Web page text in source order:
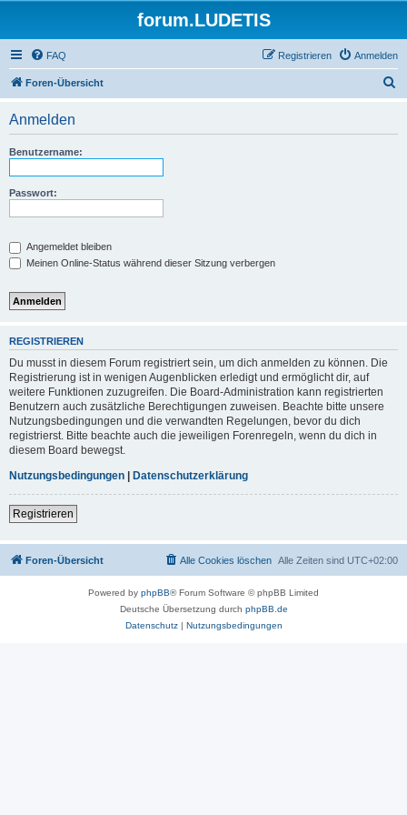
forum.LUDETIS
FAQ Anmelden
Registrieren
Foren-Übersicht
Anmelden
Benutzername:
Passwort:
Angemeldet bleiben
Meinen Online-Status während dieser Sitzung verbergen
REGISTRIEREN
Du musst in diesem Forum registriert sein, um dich anmelden zu können. Die
Registrierung ist in wenigen Augenblicken erledigt und ermöglicht dir, auf
weitere Funktionen zuzugreifen. Die Board-Administration kann registrierten
Benutzern auch zusätzliche Berechtigungen zuweisen. Beachte bitte unsere
Nutzungsbedingungen und die verwandten Regelungen, bevor du dich
registrierst. Bitte beachte auch die jeweiligen Forenregeln, wenn du dich in
diesem Board bewegst.
Nutzungsbedingungen | Datenschutzerklärung
Registrieren
Foren-Übersicht Alle Zeiten sind UTC+02:00
Alle Cookies löschen
Powered by phpBB® Forum Software © phpBB Limited
Deutsche Übersetzung durch phpBB.de
Datenschutz| Nutzungsbedingungen